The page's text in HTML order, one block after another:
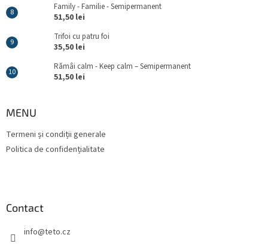
Family - Familie - Semipermanent
51,50 lei
Trifoi cu patru foi
35,50 lei
Rămâi calm - Keep calm – Semipermanent
51,50 lei
MENU
Termeni și condiții generale
Politica de confidențialitate
Contact
info@teto.cz